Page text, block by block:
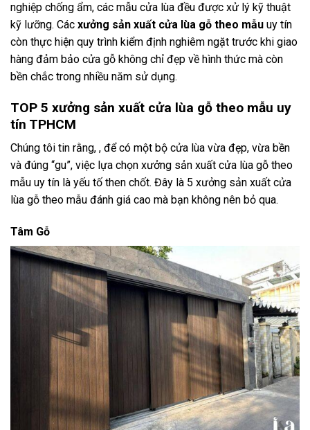
nghiệp chống ẩm, các mẫu cửa lùa đều được xử lý kỹ thuật
kỹ lưỡng. Các xưởng sản xuất cửa lùa gỗ theo mẫu uy tín
còn thực hiện quy trình kiểm định nghiêm ngặt trước khi giao
hàng đảm bảo cửa gỗ không chỉ đẹp về hình thức mà còn
bền chắc trong nhiều năm sử dụng.
TOP 5 xưởng sản xuất cửa lùa gỗ theo mẫu uy
tín TPHCM
Chúng tôi tin rằng, , để có một bộ cửa lùa vừa đẹp, vừa bền
và đúng “gu”, việc lựa chọn xưởng sản xuất cửa lùa gỗ theo
mẫu uy tín là yếu tố then chốt. Đây là 5 xưởng sản xuất cửa
lùa gỗ theo mẫu đánh giá cao mà bạn không nên bỏ qua.
Tâm Gỗ